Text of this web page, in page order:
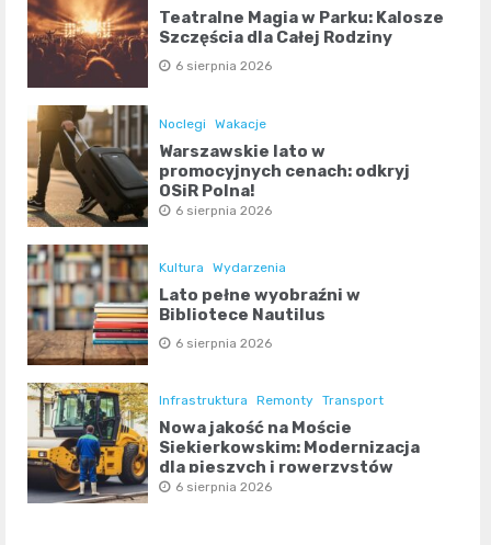
Teatralne Magia w Parku: Kalosze
Szczęścia dla Całej Rodziny
6 sierpnia 2026
Noclegi Wakacje
Warszawskie lato w
promocyjnych cenach: odkryj
OSiR Polna!
6 sierpnia 2026
Kultura Wydarzenia
Lato pełne wyobraźni w
Bibliotece Nautilus
6 sierpnia 2026
Infrastruktura Remonty Transport
Nowa jakość na Moście
Siekierkowskim: Modernizacja
dla pieszych i rowerzystów
6 sierpnia 2026